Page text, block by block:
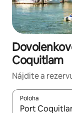
Coquitlam
Nájdite a
Poloha
Keď budú